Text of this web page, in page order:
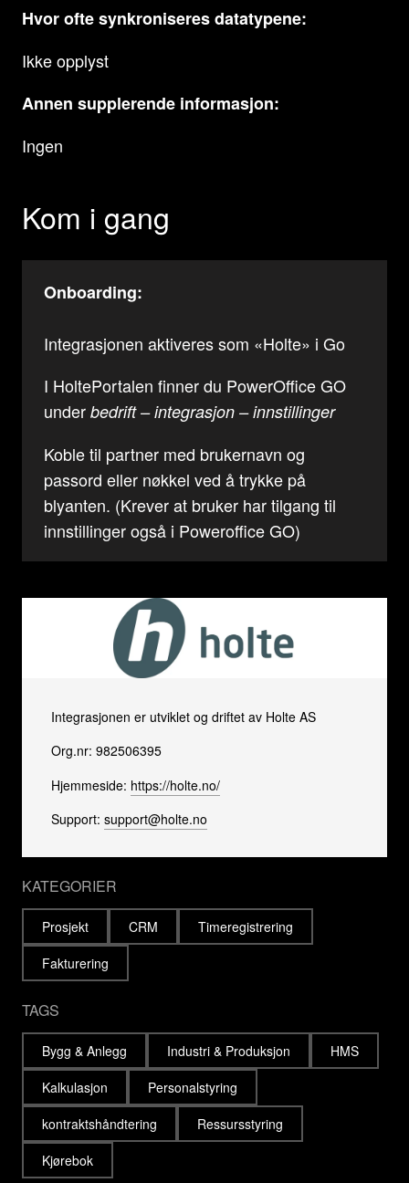
Hvor ofte synkroniseres datatypene:
Ikke opplyst
Annen supplerende informasjon:
Ingen
Kom i gang
Onboarding:
Integrasjonen aktiveres som «Holte» i Go
I HoltePortalen finner du PowerOffice GO
under bedrift – integrasjon – innstillinger
Koble til partner med brukernavn og
passord eller nøkkel ved å trykke på
blyanten. (Krever at bruker har tilgang til
innstillinger også i Poweroffice GO)
Integrasjonen er utviklet og driftet av Holte AS
Org.nr: 982506395
Hjemmeside: https://holte.no/
Support: support@holte.no
KATEGORIER
Prosjekt CRM
Timeregistrering
Fakturering
TAGS
Bygg & Anlegg Industri & Produksjon
HMS
Kalkulasjon
Personalstyring
kontraktshåndtering
Ressursstyring
Kjørebok